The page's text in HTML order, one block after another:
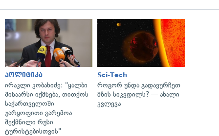
პოლიტიკა
ირაკლი კობახიძე: "ყალბი
შინაარსი იქმნება, თითქოს
საქართველოში
უარყოფითი გარემოა
შექმნილი რუსი
ტურისტებისთვის"
Sci-Tech
როგორ უნდა გადავურჩეთ
მზის სიკვდილს? — ახალი
კვლევა